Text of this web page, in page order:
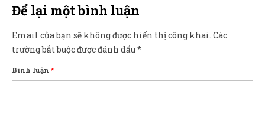
Để lại một bình luận
Email của bạn sẽ không được hiển thị công khai. Các
trường bắt buộc được đánh dấu*
Bình luận *